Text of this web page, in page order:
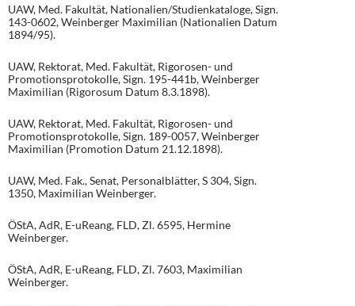
UAW, Med. Fakultät, Nationalien/Studienkataloge, Sign.
143-0602, Weinberger Maximilian (Nationalien Datum
1894/95).
UAW, Rektorat, Med. Fakultät, Rigorosen- und
Promotionsprotokolle, Sign. 195-441b, Weinberger
Maximilian (Rigorosum Datum 8.3.1898).
UAW, Rektorat, Med. Fakultät, Rigorosen- und
Promotionsprotokolle, Sign. 189-0057, Weinberger
Maximilian (Promotion Datum 21.12.1898).
UAW, Med. Fak., Senat, Personalblätter, S 304, Sign.
1350, Maximilian Weinberger.
ÖStA, AdR, E-uReang, FLD, Zl. 6595, Hermine
Weinberger.
ÖStA, AdR, E-uReang, FLD, Zl. 7603, Maximilian
Weinberger.